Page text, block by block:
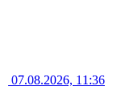
07.08.2026, 11:36